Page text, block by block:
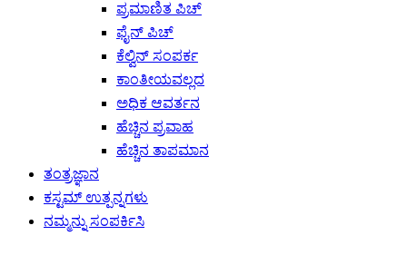
ಪ್ರಮಾಣಿತ ಪಿಚ್
ಫೈನ್ ಪಿಚ್
ಕೆಲ್ವಿನ್ ಸಂಪರ್ಕ
ಕಾಂತೀಯವಲ್ಲದ
ಅಧಿಕ ಆವರ್ತನ
ಹೆಚ್ಚಿನ ಪ್ರವಾಹ
ಹೆಚ್ಚಿನ ತಾಪಮಾನ
ತಂತ್ರಜ್ಞಾನ
ಕಸ್ಟಮ್ ಉತ್ಪನ್ನಗಳು
ನಮ್ಮನ್ನು ಸಂಪರ್ಕಿಸಿ